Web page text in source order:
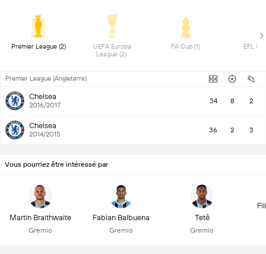
Premier League (2)
UEFA Europa
League (2)
Premier League (Angleterre)
Chelsea
2016/2017 34 8 2
Chelsea
2014/2015 36 2 3
Vous pourriez être intéressé par
Martin Braithwaite
Gremio
Fabian Balbuena
Gremio
Tetê
Gremio